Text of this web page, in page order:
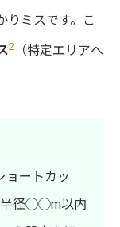
りミスです。こ
2
（特定エリアへ
ョートカッ
半径◯◯m以内